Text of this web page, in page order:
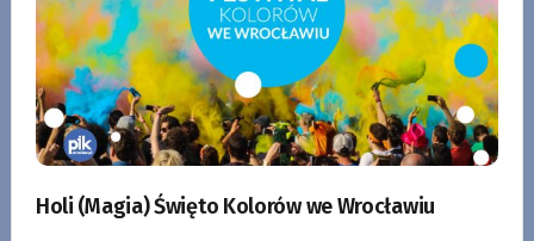
Holi (Magia) Święto Kolorów we Wrocławiu